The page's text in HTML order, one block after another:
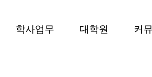
학사업무 대학원 커